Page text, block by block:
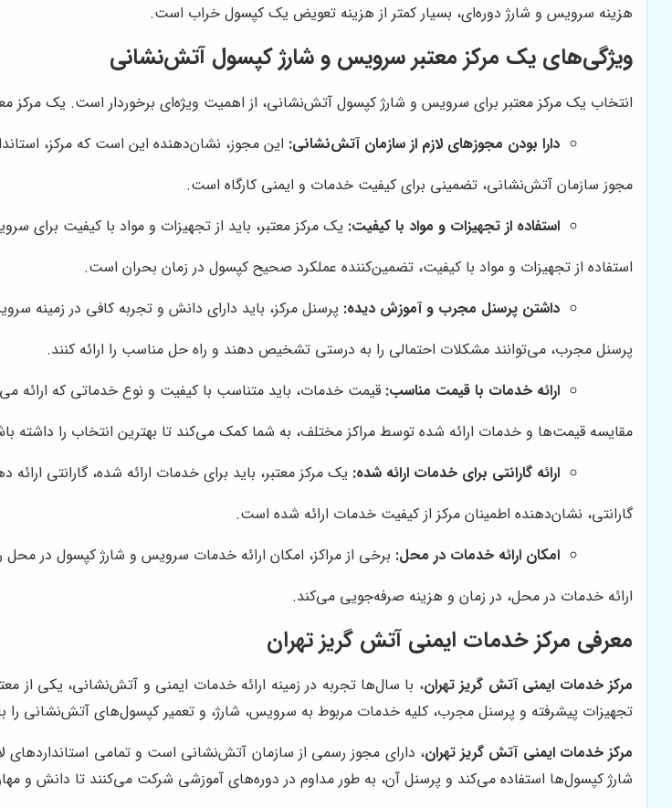
هزینه سرویس و شارژ دوره‌ای، بسیار کمتر از هزینه تعویض یک کپسول خراب است.
ویژگی‌های یک مرکز معتبر سرویس و شارژ کپسول آتش‌نشانی
انتخاب یک مرکز معتبر برای سرویس و شارژ کپسول آتش‌نشانی، از اهمیت ویژه‌ای برخوردار است. یک مرکز
دارا بودن مجوزهای لازم از سازمان آتش‌نشانی: این مجوز، نشان‌دهنده این است که مرکز،
مجوز سازمان آتش‌نشانی، تضمینی برای کیفیت خدمات و ایمنی کارگاه است.
استفاده از تجهیزات و مواد با کیفیت: یک مرکز معتبر، باید از تجهیزات و مواد با کیفیت برای
استفاده از تجهیزات و مواد با کیفیت، تضمین‌کننده عملکرد صحیح کپسول در زمان بحران است.
داشتن پرسنل مجرب و آموزش دیده: پرسنل مرکز، باید دارای دانش و تجربه کافی در زمینه
پرسنل مجرب، می‌توانند مشکلات احتمالی را به درستی تشخیص دهند و راه حل مناسب را ارائه کنند.
ارائه خدمات با قیمت مناسب: قیمت خدمات، باید متناسب با کیفیت و نوع خدماتی که ارائه
مقایسه قیمت‌ها و خدمات ارائه شده توسط مراکز مختلف، به شما کمک می‌کند تا بهترین انتخاب را داشته
ارائه گارانتی برای خدمات ارائه شده: یک مرکز معتبر، باید برای خدمات ارائه شده، گارانتی
گارانتی، نشان‌دهنده اطمینان مرکز از کیفیت خدمات ارائه شده است.
امکان ارائه خدمات در محل: برخی از مراکز، امکان ارائه خدمات سرویس و شارژ کپسول در محل
ارائه خدمات در محل، در زمان و هزینه صرفه‌جویی می‌کند.
معرفی مرکز خدمات ایمنی آتش گریز تهران
مرکز خدمات ایمنی آتش گریز تهران، با سال‌ها تجربه در زمینه ارائه خدمات ایمنی و آتش‌نشانی، یکی از
تجهیزات پیشرفته و پرسنل مجرب، کلیه خدمات مربوط به سرویس، شارژ، و تعمیر کپسول‌های آتش‌نشانی را
مرکز خدمات ایمنی آتش گریز تهران، دارای مجوز رسمی از سازمان آتش‌نشانی است و تمامی استانداردهای
شارژ کپسول‌ها استفاده می‌کند و پرسنل آن، به طور مداوم در دوره‌های آموزشی شرکت می‌کنند تا دانش و